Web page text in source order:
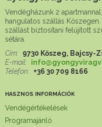
Vendégházunk 2
hangulatos szállás
szállást biztosítani felújított
sétára.
Cím:
9730 Kőszeg, Bajcsy-
E-mail:
Telefon:
+36 30 709 8166
HASZNOS INFORMÁCIÓK
Vendégértékelések
Programajánló